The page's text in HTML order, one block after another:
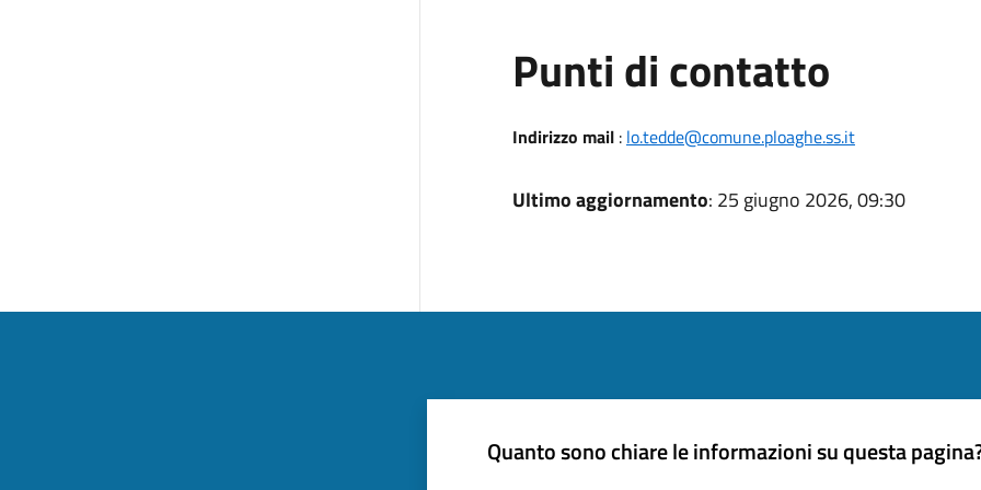
Punti di contatto
Indirizzo mail: lo.tedde@comune.ploaghe.ss.it
Ultimo aggiornamento: 25 giugno 2026, 09:30
Quanto sono chiare le informazioni su questa